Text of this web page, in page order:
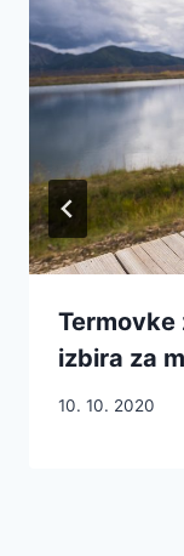
Termovke
izbira za
10. 10. 2020